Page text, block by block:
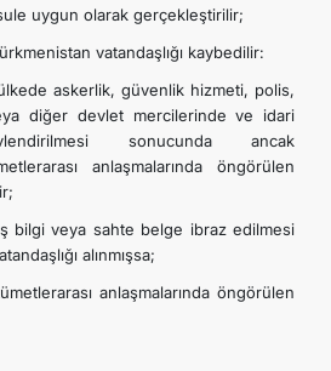
uygun olarak gerçekleştirilir;
vatandaşlığı kaybedilir:
askerlik, güvenlik hizmeti, polis,
diğer devlet mercilerinde ve idari
sonucunda ancak
anlaşmalarında öngörülen
bilgi veya sahte belge ibraz edilmesi
alınmışsa;
anlaşmalarında öngörülen